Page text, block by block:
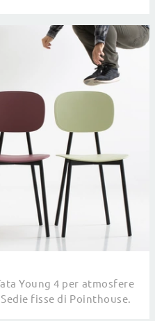
Young 4 per atmosfere
fisse di Pointhouse.